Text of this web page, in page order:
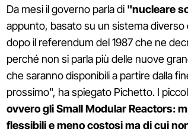
Da mesi il governo parla di "nucleare
appunto, basato su un sistema
dopo il referendum del 1987 che ne
perché non si parla più delle nuove
che saranno disponibili a partire dalla
prossimo", ha spiegato Pichetto. I
ovvero gli Small Modular Reactors:
flessibili e meno costosi ma di cui